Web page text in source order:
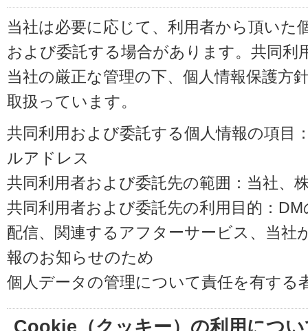
当社は必要に応じて、利用者から頂いた
および委託する場合があります。共同利
当社の厳正な管理の下、個人情報保護方
取扱っています。
共同利用および委託する個人情報の項目
ルアドレス
共同利用者および委託先の範囲：当社、
共同利用者および委託先の利用目的：
配信、関連するアフターサービス、当社
報のお知らせのため
個人データの管理について責任を有する
Cookie（クッキー）の利用につ